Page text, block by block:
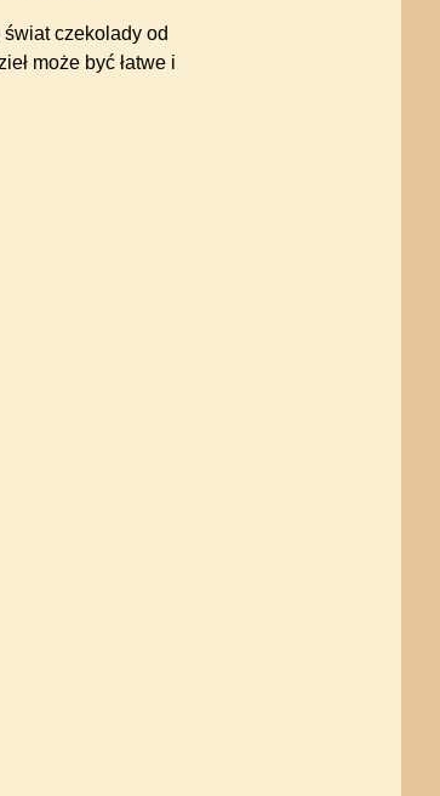
czekolady od
może być łatwe i